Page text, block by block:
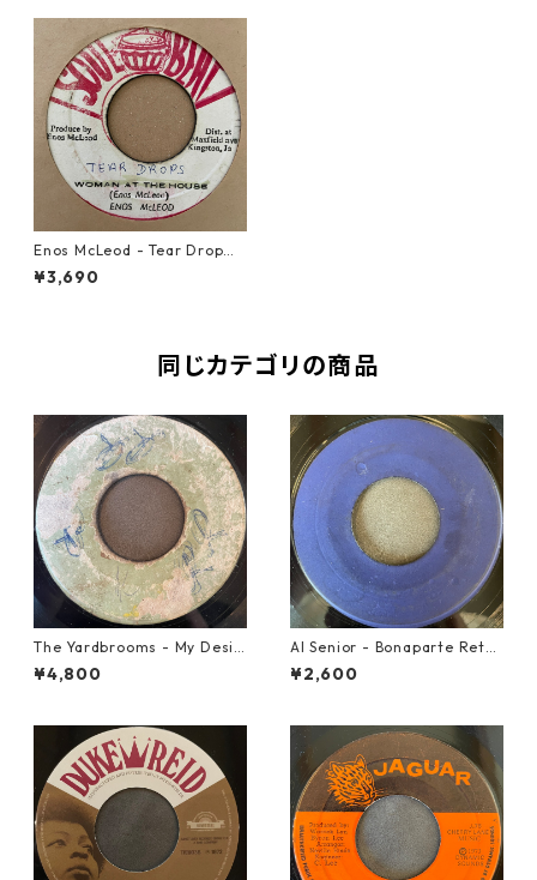
Enos McLeod - Tear Drop【7
-21273】
¥3,690
同じカテゴリの商品
The Yardbrooms - My Desir
e【7-21922】
¥4,800
Al Senior - Bonaparte Retre
at【7-21861】
¥2,600